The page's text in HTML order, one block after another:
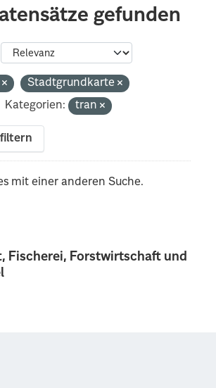
Fischerei, Forstwirtschaft und
gefunden
Stadtgrundkarte
Kategorien: tran
filtern
mit einer anderen Suche.